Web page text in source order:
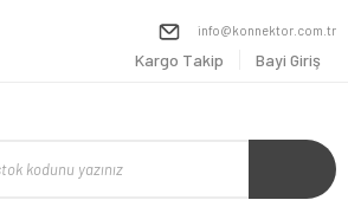
info@konnektor.com.tr
Kargo Takip Bayi Giriş